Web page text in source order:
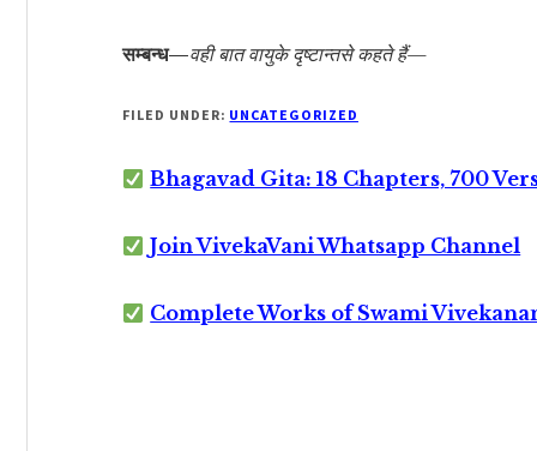
सम्बन्ध—वही बात वायुके दृष्टान्तसे कहते हैं—
FILED UNDER: UNCATEGORIZED
Bhagavad Gita: 18 Chapters, 700
Join VivekaVani Whatsapp Channel
Complete Works of Swami